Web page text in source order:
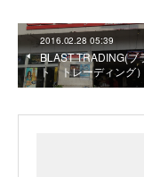
2016.02.28 05:39
BLAST TRADING(ブ
ト トレーディング）